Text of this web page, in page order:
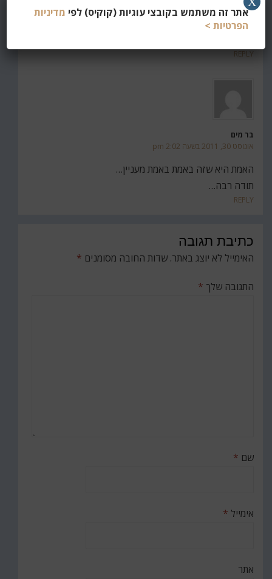
משה
פברואר 18, 2011 בשעה 1:25 am
REPLY
בר מים
אוגוסט 30, 2011 בשעה 2:02 pm
האמת היא שזה באמת באמת מעניין…
תודה רבה…
REPLY
כתיבת תגובה
האימייל לא יוצג באתר. שדות החובה מסומנים *
התגובה שלך *
שם *
אימייל *
אתר
אתר זה משתמש בקובצי עוגיות (קוקיס) לפי מדיניות
הפרטיות >